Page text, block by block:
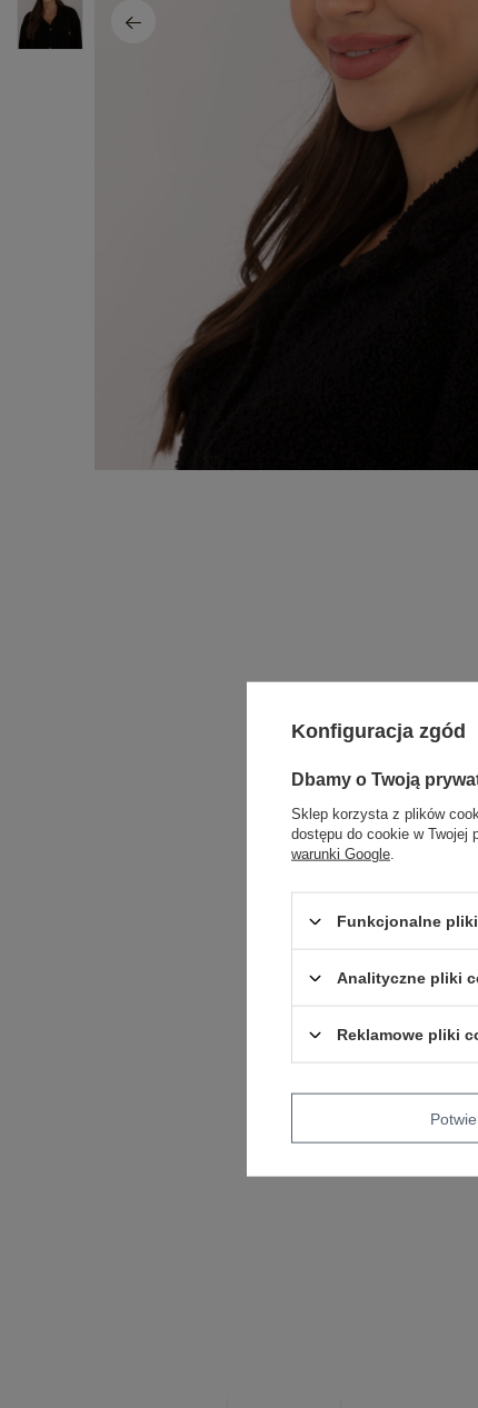
Konfiguracja zgód
Dbamy o Twoją
Sklep korzysta z plików
dostępu do cookie w Twojej
warunki Google
Funkcjonalne
Analityczne pliki
Reklamowe pliki